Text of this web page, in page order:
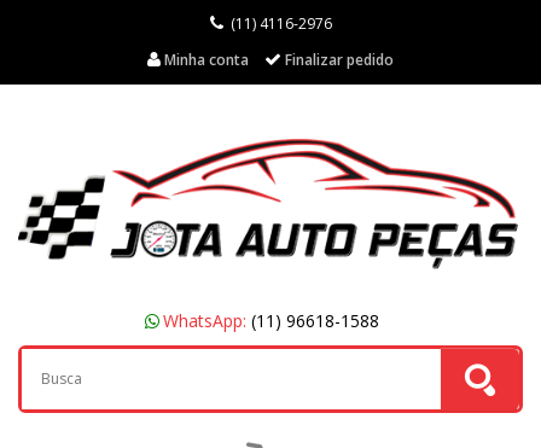
(11) 4116-2976
Minha conta
Finalizar pedido
WhatsApp: (11) 96618-1588